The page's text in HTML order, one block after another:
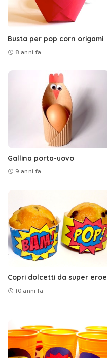
Busta per pop corn origami
8 anni fa
Gallina porta-uovo
9 anni fa
Copri dolcetti da super eroe
10 anni fa